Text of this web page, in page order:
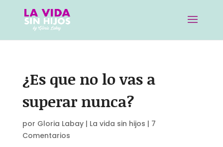
¿Es que no lo vas a
superar nunca?
por Gloria Labay| La vida sin hijos | 7
Comentarios